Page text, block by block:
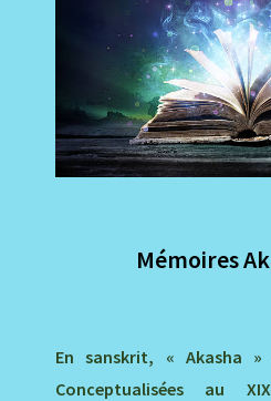
Mémoires
En sanskrit, « Akasha
Conceptualisées au